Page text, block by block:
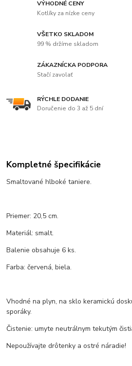
VÝHODNÉ CENY
Kotlíky za nízke ceny
VŠETKO SKLADOM
99 % držíme skladom
ZÁKAZNÍCKA PODPORA
Stačí zavolať
RÝCHLE DODANIE
Doručenie do 3 až 5 dní
Kompletné špecifikácie
Smaltované hlboké taniere.
Priemer: 20,5 cm.
Materiál: smalt.
Balenie obsahuje 6 ks.
Farba: červená, biela.
Vhodné na plyn, na sklo keramickú
sporáky.
Čistenie: umyte neutrálnym tekutým
Nepoužívajte drôtenky a ostré náradie!